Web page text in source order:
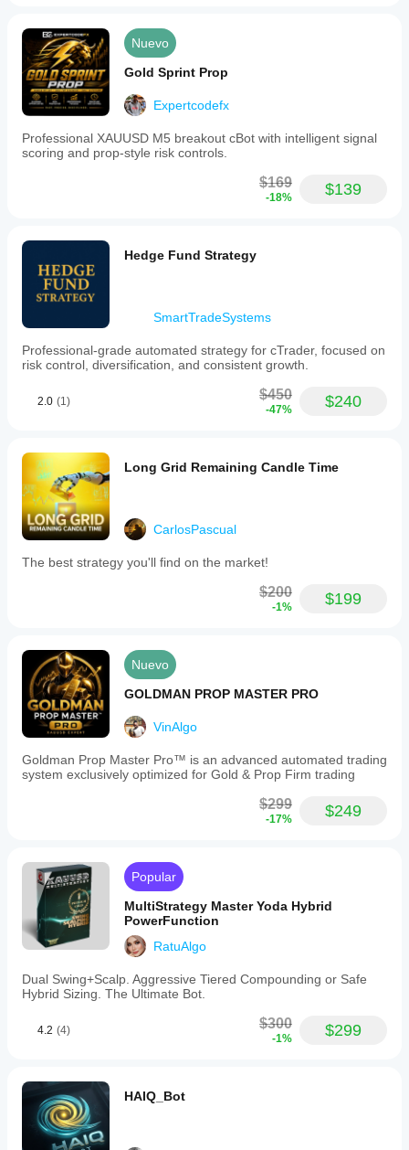
Nuevo
Gold Sprint Prop
Expertcodefx
Professional XAUUSD M5 breakout cBot with intelligent signal
scoring and prop-style risk controls.
$169
-18% $139
Hedge Fund Strategy
SmartTradeSystems
Professional-grade automated strategy for cTrader, focused on
risk control, diversification, and consistent growth.
2.0 (1) $450
-47% $240
Long Grid Remaining Candle Time
CarlosPascual
The best strategy you'll find on the market!
$200
-1% $199
Nuevo
GOLDMAN PROP MASTER PRO
VinAlgo
Goldman Prop Master Pro™ is an advanced automated trading
system exclusively optimized for Gold & Prop Firm trading
$299
-17% $249
Popular
MultiStrategy Master Yoda Hybrid
PowerFunction
RatuAlgo
Dual Swing+Scalp. Aggressive Tiered Compounding or Safe
Hybrid Sizing. The Ultimate Bot.
4.2 (4) $300
-1% $299
HAIQ_Bot